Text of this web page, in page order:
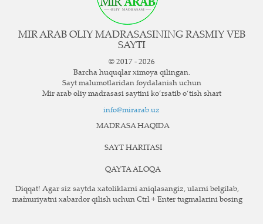
MIR ARAB OLIY MADRASASINING RASMIY VEB
SAYTI
© 2017 - 2026
Barcha huquqlar ximoya qilingan.
Sayt ma`lumotlaridan foydalanish uchun
Mir arab oliy madrasasi saytini ko‘rsatib o‘tish shart
info@mirarab.uz
MADRASA HAQIDA
SAYT HARITASI
QAYTA ALOQA
Diqqat! Agar siz saytda xatoliklarni aniqlasangiz, ularni belgilab,
ma`muriyatni xabardor qilish uchun Ctrl + Enter tugmalarini bosing